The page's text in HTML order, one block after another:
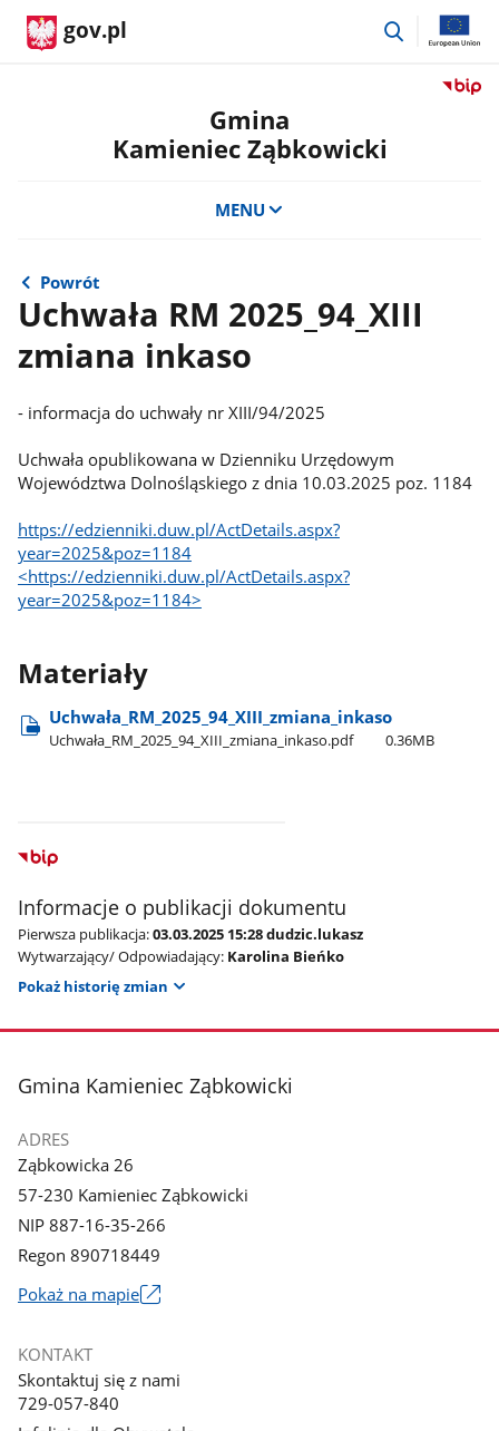
gov.pl
przejdź
Przejdź
Gmina
Kamieniec Ząbkowicki
MENU
Powrót
Uchwała RM 2025_94_XIII
zmiana inkaso
- informacja do uchwały nr XIII/94/2025
Uchwała opublikowana w Dzienniku Urzędowym
Województwa Dolnośląskiego z dnia 10.03.2025 poz. 1184
https://edzienniki.duw.pl/ActDetails.aspx?
year=2025&poz=1184
<https://edzienniki.duw.pl/ActDetails.aspx?
year=2025&poz=1184>
Materiały
Uchwała​_RM​_2025​_94​_XIII​_zmiana​_inkaso
Uchwała​_RM​_2025​_94​_XIII​_zmiana​_inkaso.pdf 0.36MB
Informacje o publikacji dokumentu
Pierwsza publikacja:03.03.2025 15:28 dudzic.lukasz
Wytwarzający/ Odpowiadający: Karolina Bieńko
Pokaż historię zmian
stopka
Gmina Kamieniec Ząbkowicki
ADRES
Ząbkowicka 26
57-230 Kamieniec Ząbkowicki
NIP 887-16-35-266
Regon 890718449
Pokaż na mapieLink
nowym
KONTAKT
Skontaktuj się z nami
729-057-840